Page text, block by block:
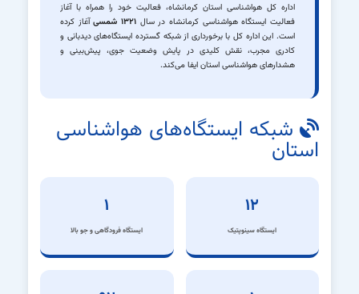
اداره کل هواشناسی استان کرمانشاه، فعالیت خود را همراه با آغاز
فعالیت ایستگاه هواشناسی کرمانشاه در سال ۱۳۲۱ شمسی
آغاز کرده
است. این اداره کل با برخورداری از شبکه گسترده ایستگاه‌های دیدبانی و
کادری مجرب، نقش کلیدی در پایش وضعیت جوی، پیش‌بینی و
هشدارهای هواشناسی استان ایفا می‌کند.
شبکه ایستگاه‌های هواشناسی
استان
۱۲
ایستگاه سینوپتیک
۱
ایستگاه فرودگاهی و جو بالا